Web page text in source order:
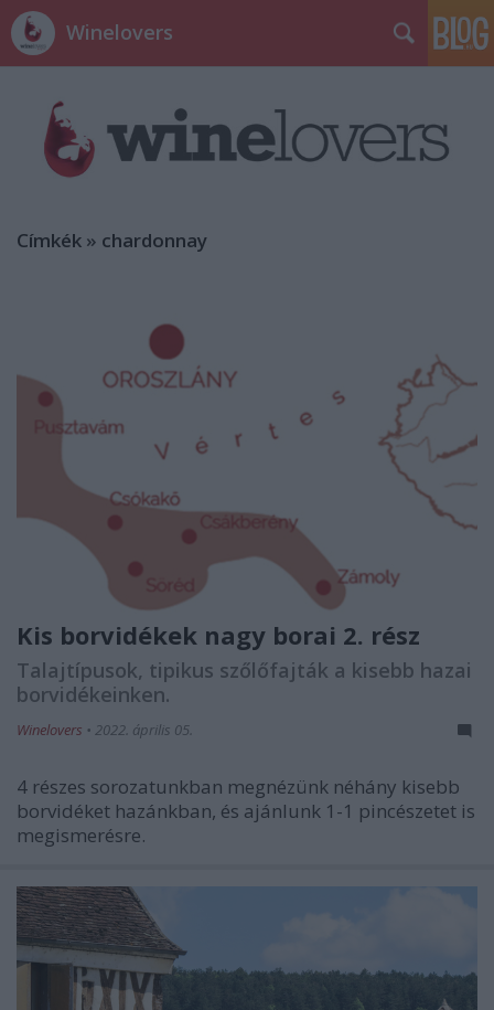
Winelovers
Címkék » chardonnay
Kis borvidékek nagy borai 2. rész
Talajtípusok, tipikus szőlőfajták a kisebb hazai
borvidékeinken.
Winelovers • 2022. április 05.
4 részes sorozatunkban megnézünk néhány kisebb
borvidéket hazánkban, és ajánlunk 1-1 pincészetet is
megismerésre.